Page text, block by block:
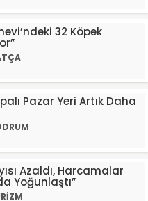
32 Köpek
Pazar Yeri Artık Daha
Azaldı, Harcamalar
Yoğunlaştı”